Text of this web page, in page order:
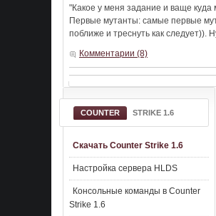
"Какое у меня задание и ваще
Первые мутанты: самые первые
поближе и треснуть как следует)).
Комментарии (8)
COUNTER STRIKE 1.6
Скачать Counter Strike 1.6
Настройка сервера HLDS
Консольные команды в Counter
Strike 1.6